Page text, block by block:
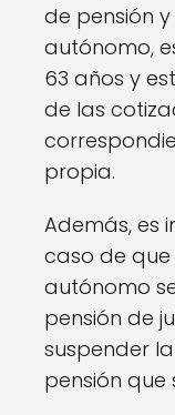
de pensión
autónomo,
63 años y
de las
propia.
Además, es
caso de
autónomo
pensión de
suspender
pensión que